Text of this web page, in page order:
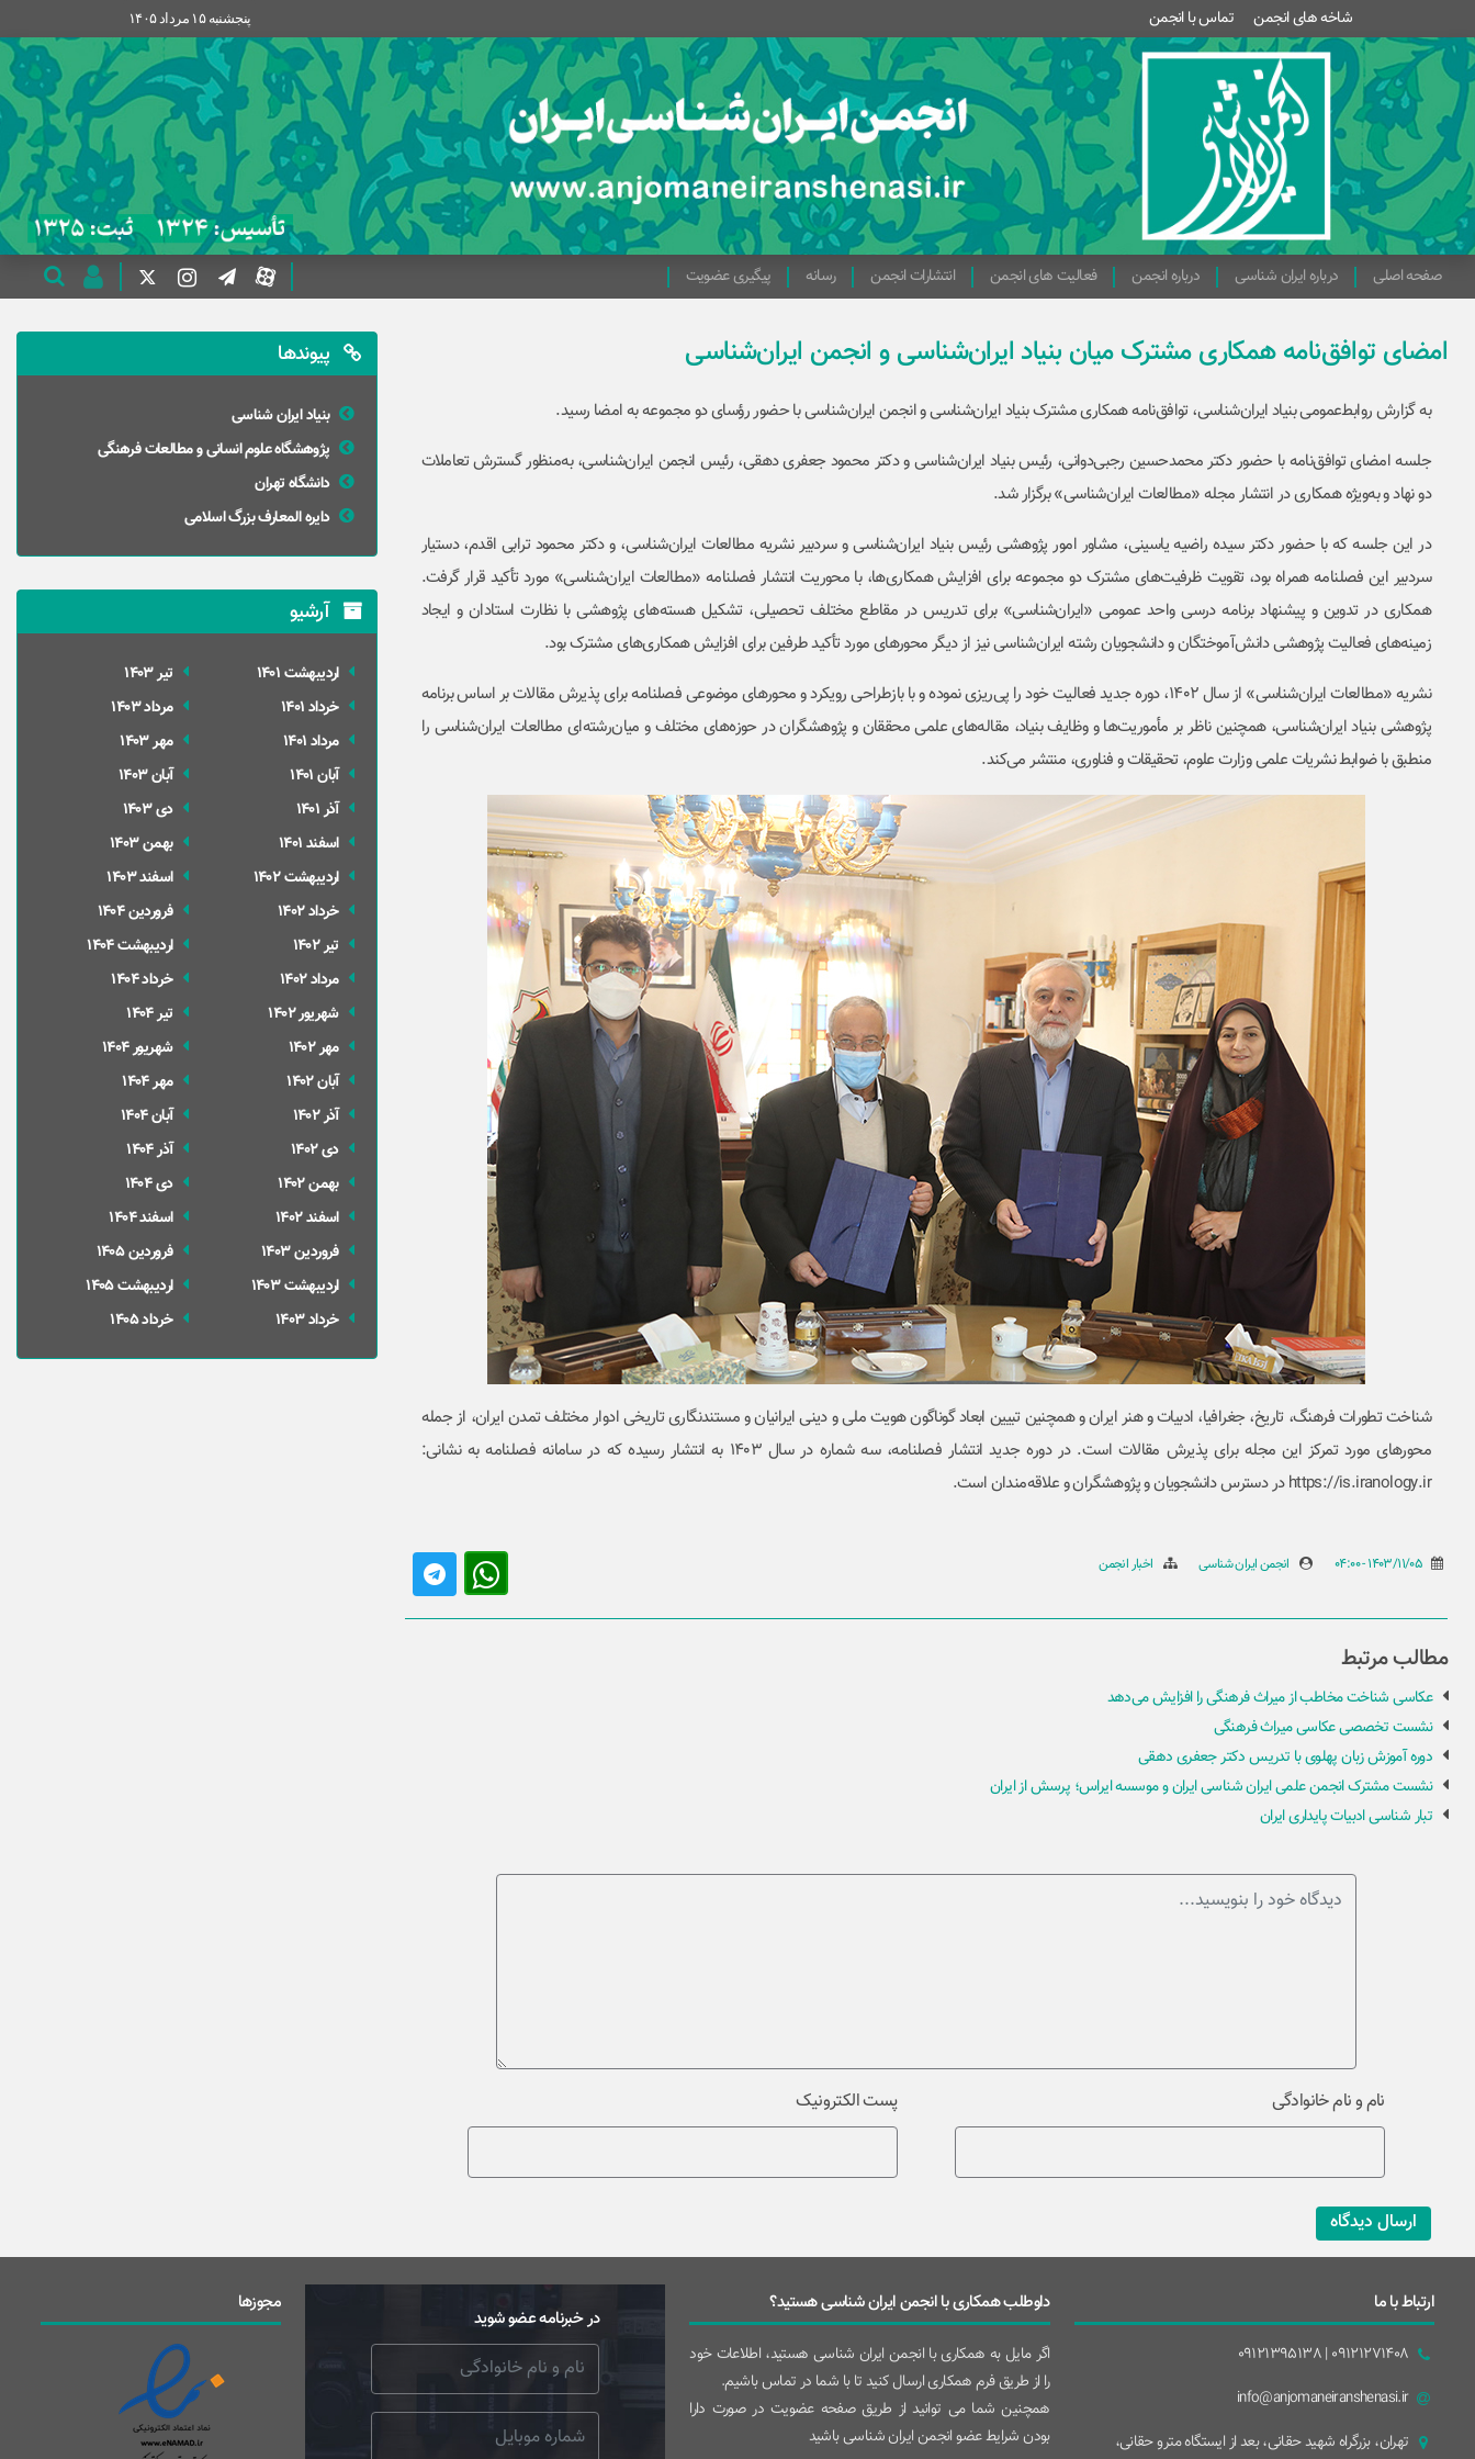
شاخه های انجمن تماس با انجمن پنجشنبه ۱۵ مرداد ۱۴۰۵
صفحه اصلی درباره ایران شناسی درباره انجمن فعالیت های انجمن انتشارات انجمن رسانه پیگیری عضویت
پیوندها
بنیاد ایران شناسی
پژوهشگاه علوم انسانی و مطالعات فرهنگی
دانشگاه تهران
دایره المعارف بزرگ اسلامی
آرشیو
ارديبهشت 1401
خرداد 1401
مرداد 1401
آبان 1401
آذر 1401
اسفند 1401
ارديبهشت 1402
خرداد 1402
تير 1402
مرداد 1402
شهریور 1402
مهر 1402
آبان 1402
آذر 1402
دی 1402
بهمن 1402
اسفند 1402
فروردین 1403
ارديبهشت 1403
خرداد 1403
تير 1403
مرداد 1403
مهر 1403
آبان 1403
دی 1403
بهمن 1403
اسفند 1403
فروردین 1404
ارديبهشت 1404
خرداد 1404
تير 1404
شهریور 1404
مهر 1404
آبان 1404
آذر 1404
دی 1404
اسفند 1404
فروردین 1405
ارديبهشت 1405
خرداد 1405
امضای توافق‌نامه همکاری مشترک میان بنیاد ایران‌شناسی و انجمن ایران‌شناسی
به گزارش روابط‌عمومی بنیاد ایران‌شناسی، توافق‌نامه همکاری مشترک بنیاد ایران‌شناسی و انجمن ایران‌شناسی با حضور رؤسای دو مجموعه به امضا رسید.
جلسه امضای توافق‌نامه با حضور دکتر محمدحسین رجبی‌دوانی، رئیس بنیاد ایران‌شناسی و دکتر محمود جعفری دهقی، رئیس انجمن ایران‌شناسی، به‌منظور گسترش تعاملات‌
دو نهاد و به‌ویژه همکاری در انتشار مجله «مطالعات ایران‌شناسی» برگزار شد.
در این جلسه که با حضور دکتر سیده راضیه یاسینی، مشاور امور پژوهشی رئیس بنیاد ایران‌شناسی و سردبیر نشریه مطالعات ایران‌شناسی، و دکتر محمود ترابی اقدم، دستیار
سردبیر این فصلنامه همراه بود، تقویت ظرفیت‌های مشترک دو مجموعه برای افزایش همکاری‌ها، با محوریت انتشار فصلنامه «مطالعات ایران‌شناسی» مورد تأکید قرار گرفت.
همکاری در تدوین و پیشنهاد برنامه درسی واحد عمومی «ایران‌شناسی» برای تدریس در مقاطع مختلف تحصیلی، تشکیل هسته‌های پژوهشی با نظارت استادان و ایجاد
زمینه‌های فعالیت پژوهشی دانش‌آموختگان و دانشجویان رشته ایران‌شناسی نیز از دیگر محورهای مورد تأکید طرفین برای افزایش همکاری‌های مشترک بود.
نشریه «مطالعات ایران‌شناسی» از سال 1402، دوره جدید فعالیت خود را پی‌ریزی نموده و با بازطراحی رویکرد و محورهای موضوعی فصلنامه برای پذیرش مقالات بر اساس برنامه
پژوهشی بنیاد ایران‌شناسی، همچنین ناظر بر مأموریت‌ها و وظایف بنیاد، مقاله‌های علمی محققان و پژوهشگران در حوزه‌های مختلف و میان‌رشته‌ای مطالعات ایران‌شناسی را
منطبق با ضوابط نشریات علمی وزارت علوم، تحقیقات و فناوری، منتشر می‌کند.
شناخت تطورات فرهنگ، تاریخ، جغرافیا، ادبیات و هنر ایران و همچنین تبیین ابعاد گوناگون هویت ملی و دینی ایرانیان و مستند‌نگاری تاریخی ادوار مختلف تمدن ایران، از جمله
محورهای مورد تمرکز این مجله برای پذیرش مقالات است. در دوره جدید انتشار فصلنامه، سه شماره در سال 1403 به انتشار رسیده که در سامانه فصلنامه به نشانی:
https://is.iranology.ir در دسترس دانشجویان و پژوهشگران و علاقه‌مندان است.
انجمن ایران شناسی اخبار انجمن
مطالب مرتبط
عکاسی شناخت مخاطب از میراث فرهنگی را افزایش می‌دهد
نشست تخصصی عکاسی میراث فرهنگی
دوره آموزش زبان پهلوی با تدریس دکتر جعفری دهقی
نشست مشترک انجمن علمی ایران شناسی ایران و موسسه ایراس؛ پرسش از ایران
تبار شناسی ادبیات پایداری ایران
نام و نام خانوادگی پست الکترونیک
ارسال دیدگاه
ارتباط با ما
09121271408 | 09121395138
info@anjomaneiranshenasi.ir
تهران، بزرگراه شهيد حقانی، بعد از ايستگاه مترو حقانی،
داوطلب همکاری با انجمن ایران شناسی هستید؟
اگر مایل به همکاری با انجمن ایران شناسی هستید، اطلاعات خود
را از طریق فرم همکاری ارسال کنید تا با شما در تماس باشیم.
همچنین شما می توانید از طریق صفحه عضویت در صورت دارا
بودن شرایط عضو انجمن ایران شناسی باشید
در خبرنامه عضو شوید
مجوزها